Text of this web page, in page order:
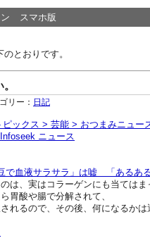
スマホ版
とおりです。
リー： 日記
ックス > 芸能 > おつまみニュー
ニュース
で血液サラサラ」は嘘 「あるあ
は、実はコラーゲンにも当てはま
胃酸や腸で分解されて、
れるので、その後、何になるかは